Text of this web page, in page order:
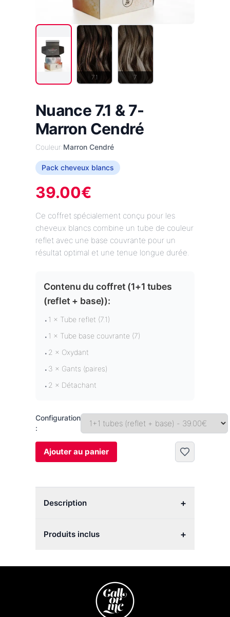
7.1 7
Nuance 7.1 & 7-
Marron Cendré
Couleur:Marron Cendré
Pack cheveux blancs
39.00€
Ce coffret spécialement conçu pour les
cheveux blancs combine un tube de couleur
reflet avec une base couvrante pour un
résultat optimal et une tenue longue durée.
Contenu du coffret (1+1 tubes
(reflet + base)):
• 1 × Tube reflet (7.1)
• 1 × Tube base couvrante (7)
• 2 × Oxydant
• 3 × Gants (paires)
• 2 × Détachant
Configuration
:
Ajouter au panier
Description +
Produits inclus +